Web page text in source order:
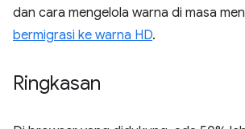
dan cara mengelola warna di masa
bermigrasi ke warna HD.
Ringkasan